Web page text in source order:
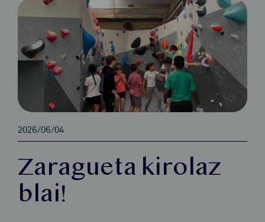
2026/06/04
Zaragueta kirolaz
blai!